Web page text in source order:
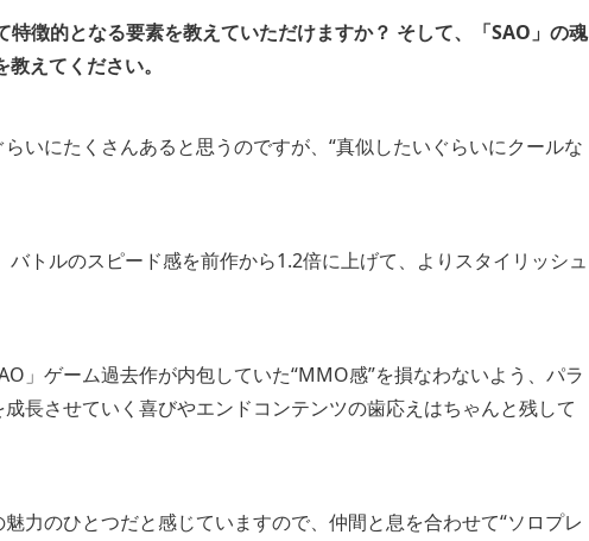
徴的となる要素を教えていただけますか？ そして、「SAO」の魂
えてください。
いにたくさんあると思うのですが、“真似したいぐらいにクールな
トルのスピード感を前作から1.2倍に上げて、よりスタイリッシュ
」ゲーム過去作が内包していた“MMO感”を損なわないよう、パラ
長させていく喜びやエンドコンテンツの歯応えはちゃんと残して
力のひとつだと感じていますので、仲間と息を合わせて“ソロプレ